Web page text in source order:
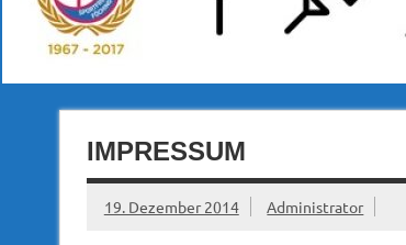
IMPRESSUM
19. Dezember 2014 Administrator